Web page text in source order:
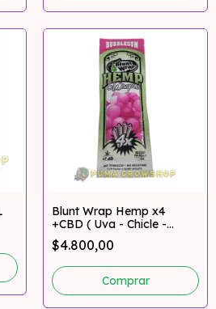
Blunt Wrap Hemp x4
+CBD ( Uva - Chicle -
Sandia - Chocolate -
Hemp )
$4.800,00
Comprar